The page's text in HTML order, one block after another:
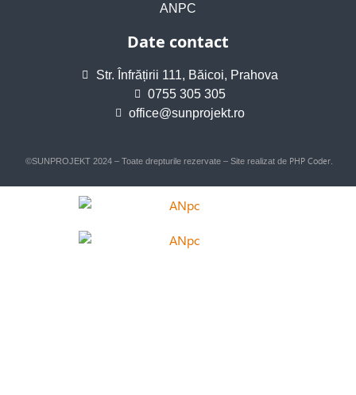
ANPC
Date contact
Str. Înfrățirii 111, Băicoi, Prahova
0755 305 305
office@sunprojekt.ro
©SUNPROJEKT 2024 – Toate drepturile rezervate – Site realizat de PHP Coder